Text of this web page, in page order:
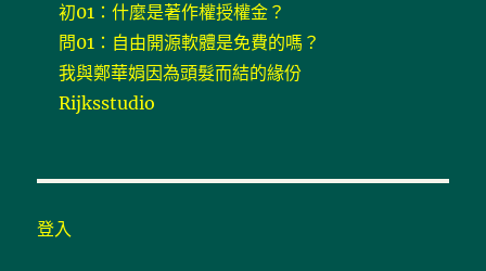
初01：什麼是著作權授權金？
問01：自由開源軟體是免費的嗎？
我與鄭華娟因為頭髮而結的緣份
Rijksstudio
登入